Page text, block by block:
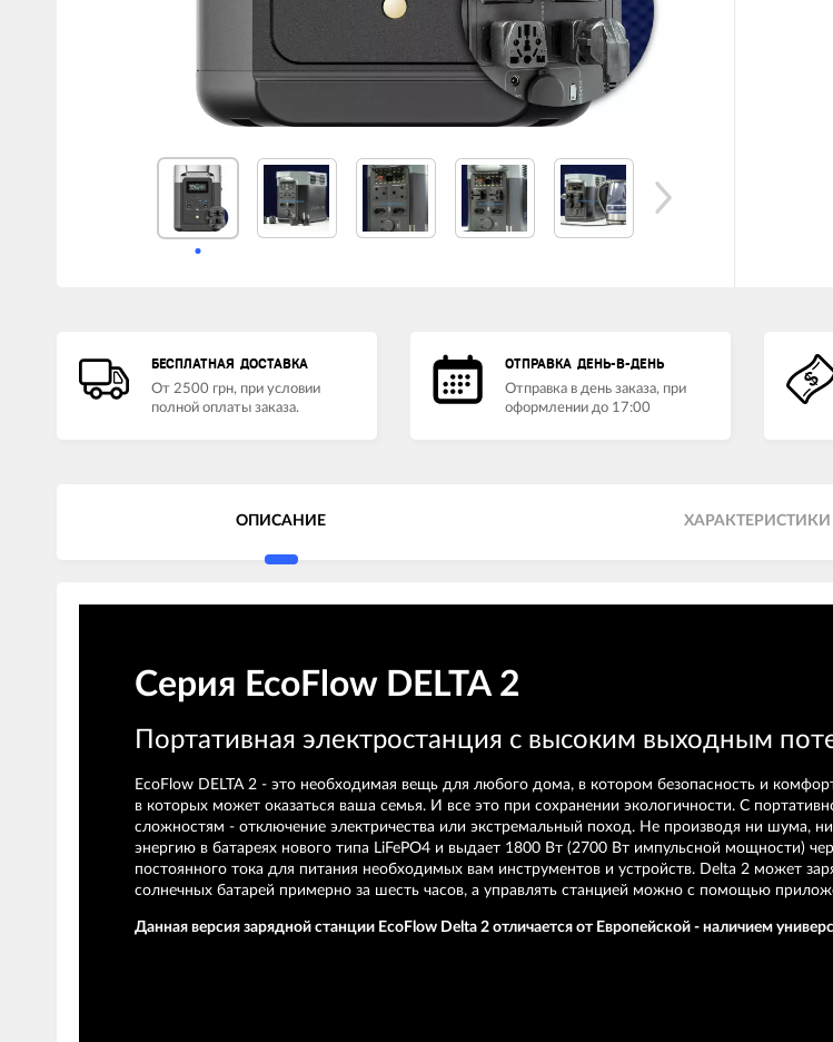
LED лампы головного света
Акустика
БЕСПЛАТНАЯ ДОСТАВКА
От 2500 грн, при условии
полной оплаты заказа.
ОТПРАВКА ДЕНЬ-В-ДЕНЬ
Отправка в день заказа, при
оформлении до 17:00
ОПИСАНИЕ ХАРАКТЕРИСТИКИ
Серия EcoFlow DELTA 2
Портативная электростанция с высоким выходным
EcoFlow DELTA 2 - это необходимая вещь для любого дома, в котором безопасность и
в которых может оказаться ваша семья. И все это при сохранении экологичности. С
сложностям - отключение электричества или экстремальный поход. Не производя ни шума,
энергию в батареях нового типа LiFePO4 и выдает 1800 Вт (2700 Вт импульсной мощности)
постоянного тока для питания необходимых вам инструментов и устройств. Delta 2 может
солнечных батарей примерно за шесть часов, а управлять станцией можно с помощью
Данная версия зарядной станции EcoFlow Delta 2 отличается от Европейской - наличием